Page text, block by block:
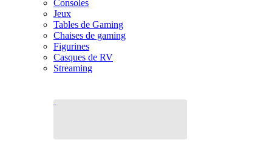
Consoles
Jeux
Tables de Gaming
Chaises de gaming
Figurines
Casques de RV
Streaming